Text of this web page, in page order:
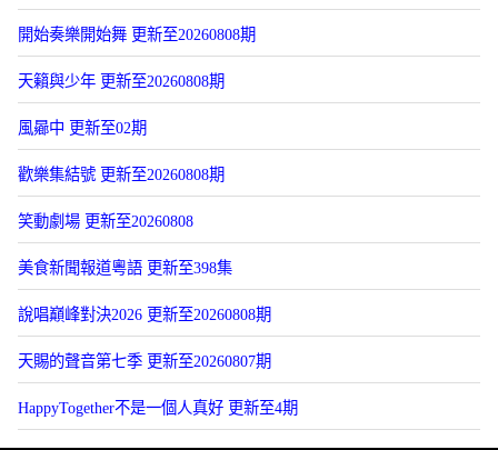
開始奏樂開始舞 更新至20260808期
天籟與少年 更新至20260808期
風曏中 更新至02期
歡樂集結號 更新至20260808期
笑動劇場 更新至20260808
美食新聞報道粵語 更新至398集
說唱巔峰對決2026 更新至20260808期
天賜的聲音第七季 更新至20260807期
HappyTogether不是一個人真好 更新至4期